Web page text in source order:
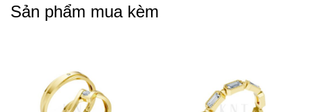
Sản phẩm mua kèm